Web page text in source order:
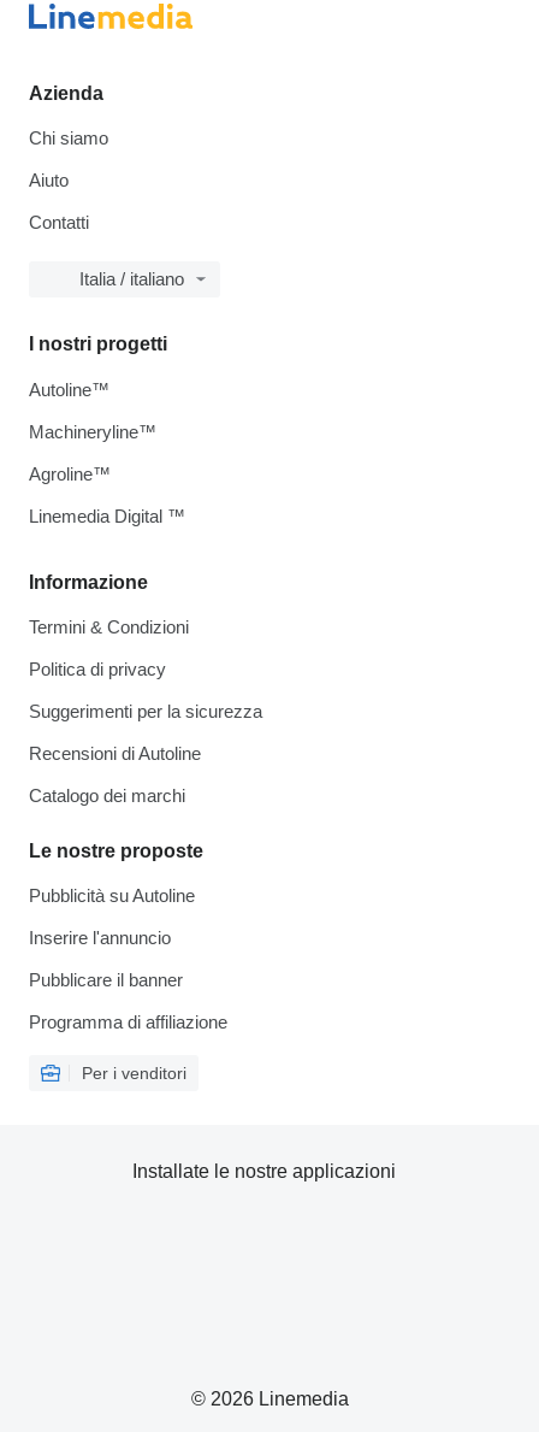
Azienda
Chi siamo
Aiuto
Contatti
Italia / italiano
Informazione
Termini & Condizioni
Politica di privacy
Suggerimenti per la sicurezza
Recensioni di Autoline
Catalogo dei marchi
Le nostre proposte
Pubblicità su Autoline
Inserire l'annuncio
Pubblicare il banner
Programma di affiliazione
Per i venditori
I nostri progetti
Autoline™
Machineryline™
Agroline™
Linemedia Digital ™
© 2026 Linemedia
Installate le nostre applicazioni